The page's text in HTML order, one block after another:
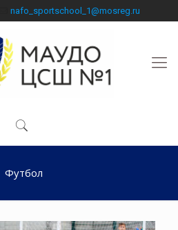
nafo_sportschool_1@mosreg.ru
Футбол